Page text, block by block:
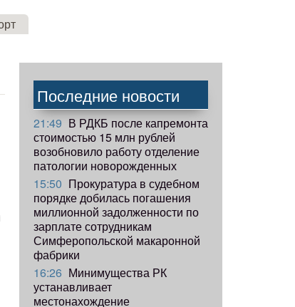
Последние новости
21:49 В РДКБ после капремонта
стоимостью 15 млн рублей
возобновило работу отделение
патологии новорожденных
15:50 Прокуратура в судебном
порядке добилась погашения
миллионной задолженности по
зарплате сотрудникам
Симферопольской макаронной
фабрики
16:26 Минимущества РК
устанавливает
местонахождение